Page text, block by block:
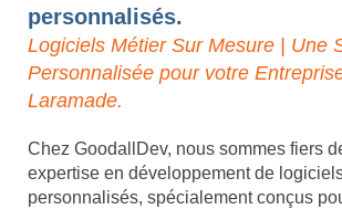
personnalisés.
Logiciels Métier Sur Mesure | Une
Personnalisée pour votre
Laramade.
Chez GoodallDev, nous sommes fiers
expertise en développement de
personnalisés, spécialement conçus